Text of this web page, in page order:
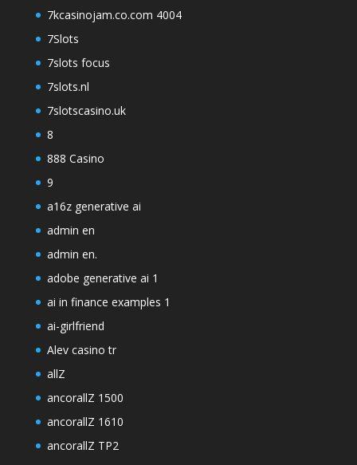
7kcasinojam.co.com 4004
7Slots
7slots focus
7slots.nl
7slotscasino.uk
8
888 Casino
9
a16z generative ai
admin en
admin en.
adobe generative ai 1
ai in finance examples 1
ai-girlfriend
Alev casino tr
allZ
ancorallZ 1500
ancorallZ 1610
ancorallZ TP2